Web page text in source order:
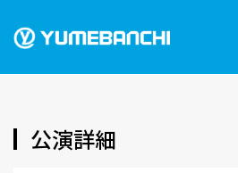
公演詳細